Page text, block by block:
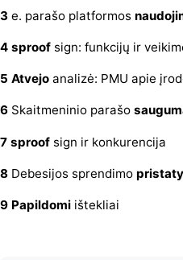
3 e. parašo platformos
4 sproof sign: funkcijų ir
5 Atvejo analizė: PMU apie
6 Skaitmeninio parašo
7 sproof sign ir konkurencija
8 Debesijos sprendimo
9 Papildomi ištekliai